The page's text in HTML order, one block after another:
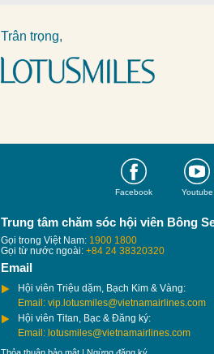
Trân trọng,
Facebook Youtube
Trung tâm chăm sóc hội viên Bông
Gọi trong Việt Nam: 1900 1800
Gọi từ nước ngoài: +84 24 38320320
Email
Hội viên Triệu dặm, Bạch Kim & Vàng:
Email: vip.lotusmiles@vietnamairlines.com
Hội viên Titan, Bạc & Đăng ký:
Email: lotusmiles@vietnamairlines.com